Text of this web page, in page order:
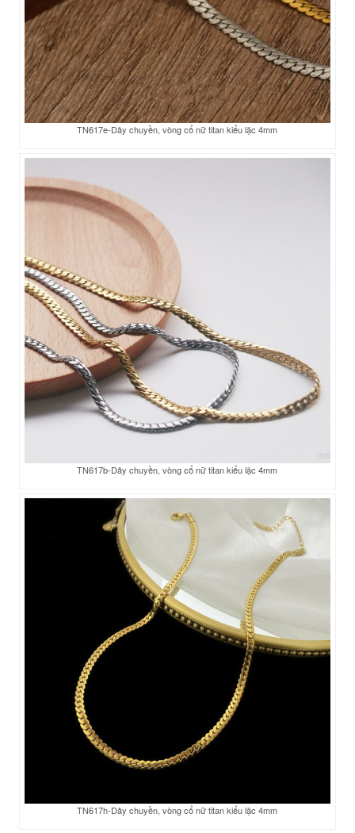
TN617e-Dây chuyền, vòng cổ nữ titan kiểu lặc 4mm
TN617b-Dây chuyền, vòng cổ nữ titan kiểu lặc 4mm
TN617h-Dây chuyền, vòng cổ nữ titan kiểu lặc 4mm